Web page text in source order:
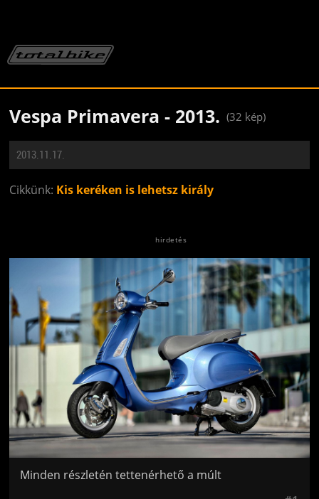
Vespa Primavera - 2013. (32 kép)
2013.11.17.
Cikkünk: Kis keréken is lehetsz király
Jön még kép!
Minden részletén tettenérhető a múlt